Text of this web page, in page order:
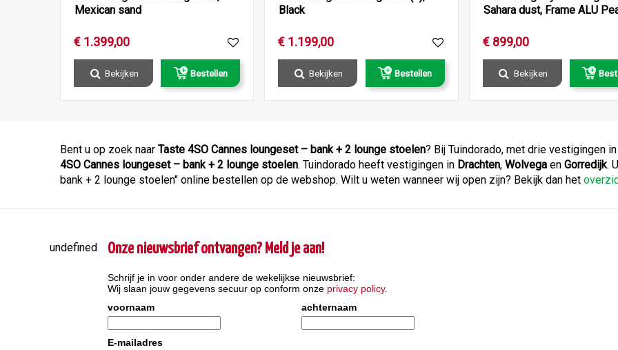
Mexican sand
€ 1.399,00
Bekijken Bestellen
Black
€ 1.199,00
Bekijken Bestellen
Sahara dust, Frame ALU
€ 899,00
Bekijken
Bent u op zoek naar Taste 4SO Cannes loungeset – bank + 2 lounge stoelen? Bij Tuindorado, met drie vestigingen in
4SO Cannes loungeset – bank + 2 lounge stoelen. Tuindorado heeft vestigingen in Drachten, Wolvega en Gorredijk.
bank + 2 lounge stoelen" online bestellen op de webshop. Wilt u weten wanneer wij open zijn? Bekijk dan het
undefined Onze nieuwsbrief ontvangen? Meld je aan!
Schrijf je in voor onder andere de wekelijkse nieuwsbrief:
Wij slaan jouw gegevens secuur op conform onze privacy policy.
voornaam
achternaam
E-mailadres